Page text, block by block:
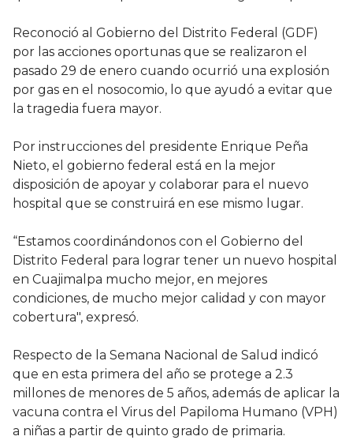
Reconoció al Gobierno del Distrito Federal (GDF)
por las acciones oportunas que se realizaron el
pasado 29 de enero cuando ocurrió una explosión
por gas en el nosocomio, lo que ayudó a evitar que
la tragedia fuera mayor.
Por instrucciones del presidente Enrique Peña
Nieto, el gobierno federal está en la mejor
disposición de apoyar y colaborar para el nuevo
hospital que se construirá en ese mismo lugar.
“Estamos coordinándonos con el Gobierno del
Distrito Federal para lograr tener un nuevo hospital
en Cuajimalpa mucho mejor, en mejores
condiciones, de mucho mejor calidad y con mayor
cobertura", expresó.
Respecto de la Semana Nacional de Salud indicó
que en esta primera del año se protege a 2.3
millones de menores de 5 años, además de aplicar la
vacuna contra el Virus del Papiloma Humano (VPH)
a niñas a partir de quinto grado de primaria.